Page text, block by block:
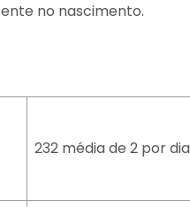
no nascimento.
232 média de 2 por dia